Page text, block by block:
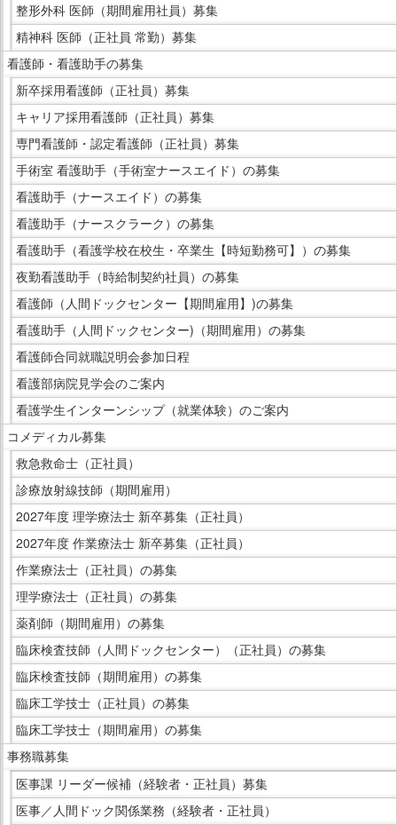
整形外科 医師（期間雇用社員）募集
精神科 医師（正社員 常勤）募集
看護師・看護助手の募集
新卒採用看護師（正社員）募集
キャリア採用看護師（正社員）募集
専門看護師・認定看護師（正社員）募集
手術室 看護助手（手術室ナースエイド）の募集
看護助手（ナースエイド）の募集
看護助手（ナースクラーク）の募集
看護助手（看護学校在校生・卒業生【時短勤務可】）の募集
夜勤看護助手（時給制契約社員）の募集
看護師（人間ドックセンター【期間雇用】)の募集
看護助手（人間ドックセンター)（期間雇用）の募集
看護師合同就職説明会参加日程
看護部病院見学会のご案内
看護学生インターンシップ（就業体験）のご案内
コメディカル募集
救急救命士（正社員）
診療放射線技師（期間雇用）
2027年度 理学療法士 新卒募集（正社員）
2027年度 作業療法士 新卒募集（正社員）
作業療法士（正社員）の募集
理学療法士（正社員）の募集
薬剤師（期間雇用）の募集
臨床検査技師（人間ドックセンター）（正社員）の募集
臨床検査技師（期間雇用）の募集
臨床工学技士（正社員）の募集
臨床工学技士（期間雇用）の募集
事務職募集
医事課 リーダー候補（経験者・正社員）募集
医事／人間ドック関係業務（経験者・正社員）